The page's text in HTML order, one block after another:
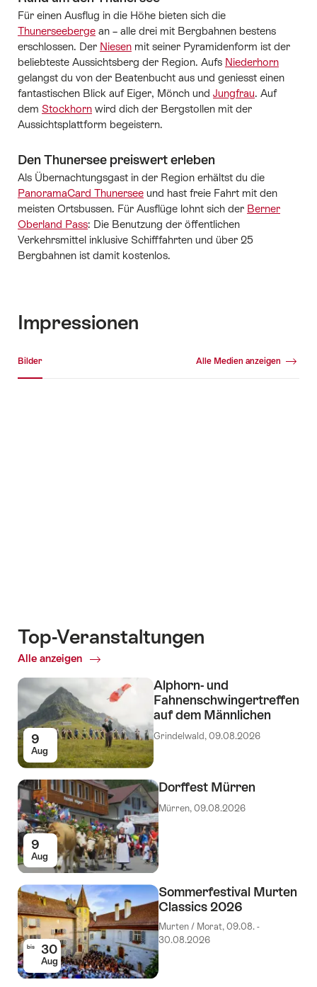
Für einen Ausflug in die Höhe bieten sich die
Thunerseeberge an – alle drei mit Bergbahnen bestens
erschlossen. Der Niesen mit seiner Pyramidenform ist der
beliebteste Aussichtsberg der Region. Aufs Niederhorn
gelangst du von der Beatenbucht aus und geniesst einen
fantastischen Blick auf Eiger, Mönch und Jungfrau. Auf
dem Stockhorn wird dich der Bergstollen mit der
Aussichtsplattform begeistern.
Den Thunersee preiswert erleben
Als Übernachtungsgast in der Region erhältst du die
PanoramaCard Thunersee und hast freie Fahrt mit den
meisten Ortsbussen. Für Ausflüge lohnt sich der Berner
Oberland Pass: Die Benutzung der öffentlichen
Verkehrsmittel inklusive Schifffahrten und über 25
Bergbahnen ist damit kostenlos.
Impressionen
Bilder Alle Medien anzeigen
Top-Veranstaltungen
Alle anzeigen
Top-
9
Aug
Alphorn- und
Fahnenschwingertreffen
auf dem Männlichen
Grindelwald, 09.08.2026
9
Aug
Dorffest Mürren
Mürren, 09.08.2026
bis 30
Aug
Sommerfestival Murten
Classics 2026
Murten / Morat, 09.08. -
30.08.2026